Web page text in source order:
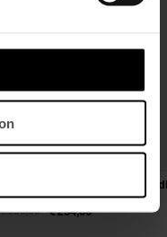
Pantaloni Lia wide leg in
fresco lana
€ 254,00
€ 390,00